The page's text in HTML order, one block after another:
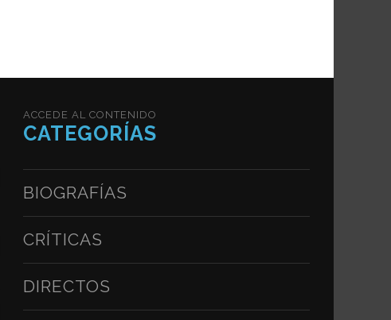
ACCEDE AL CONTENIDO
CATEGORÍAS
BIOGRAFÍAS
CRÍTICAS
DIRECTOS